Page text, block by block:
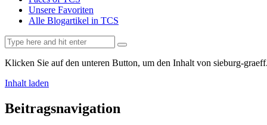
Unsere Favoriten
Alle Blogartikel in TCS
Klicken Sie auf den unteren Button, um den Inhalt von sieburg-
Inhalt laden
Beitragsnavigation